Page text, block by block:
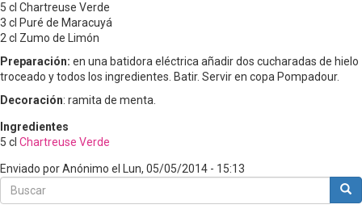
5 cl Chartreuse Verde
3 cl Puré de Maracuyá
2 cl Zumo de Limón
Preparación: en una batidora eléctrica añadir dos cucharadas de hielo
troceado y todos los ingredientes. Batir. Servir en copa Pompadour.
Decoración: ramita de menta.
Ingredientes
5 cl Chartreuse Verde
Enviado porAnónimo el Lun, 05/05/2014 - 15:13
Buscar
Buscar